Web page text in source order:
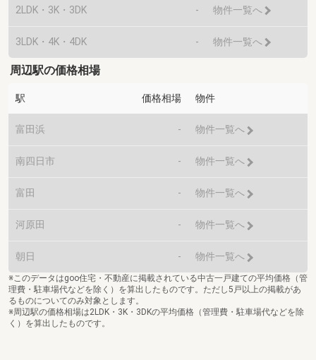
2LDK・3K・3DK - 物件一覧へ
3LDK・4K・4DK - 物件一覧へ
周辺駅の価格相場
駅 価格相場 物件
富田浜 - 物件一覧へ
南四日市 - 物件一覧へ
富田 - 物件一覧へ
河原田 - 物件一覧へ
朝日 - 物件一覧へ
※このデータはgoo住宅・不動産に掲載されている中古一戸建ての平均価格（管
理費・駐車場代などを除く）を算出したものです。ただし5戸以上の掲載があ
るものについてのみ対象とします。
※周辺駅の価格相場は2LDK・3K・3DKの平均価格（管理費・駐車場代などを除
く）を算出したものです。